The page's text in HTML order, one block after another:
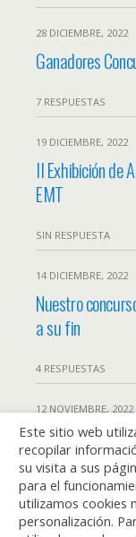
28 DICIEMBRE, 2022
Ganadores
7 RESPUESTAS
19 DICIEMBRE, 2022
II Exhibición de
EMT
SIN RESPUESTA
14 DICIEMBRE, 2022
Nuestro
a su fin
4 RESPUESTAS
12 NOVIEMBRE, 2022
75 Años EMT
SIN RESPUESTA
Cargar
Este sitio web
recopilar
su visita a sus
para el
utilizamos cookies
personalización.